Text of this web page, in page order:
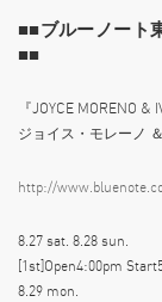
■■ブルーノート
■■
『JOYCE MORENO
ジョイス・モレーノ
http://
8.27 sat. 8.28 sun.
[1st]Open4:00pm
8.29 mon.